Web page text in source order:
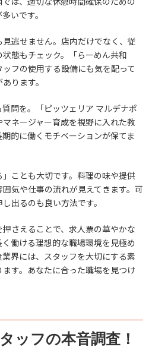
いです。
見逃せません。店内だけでなく、従
態もチェック。「らーめん共和
フの使用する設備にも気を配って
ります。
質問を。「ピッツェリア マルデナポ
ネージャー育成を視野に入れた教
的に働くモチベーションが保てま
ことも大切です。料理の味や提供
気や仕事の流れが見えてきます。可
出るのも良い方法です。
さえることで、求人票の華やかな
働ける理想的な職場環境を見極め
界には、スタッフを大切にする素
す。あなたに合った職場を見つけ
ッフの本音調査！